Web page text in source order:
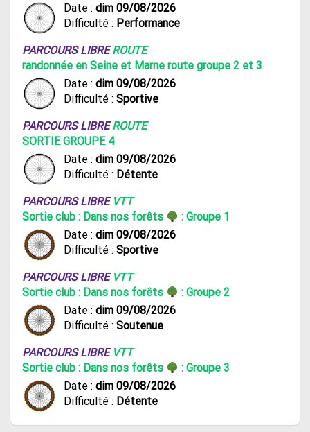
Date : dim 09/08/2026
Difficulté : Performance
PARCOURS LIBREROUTE
randonnée en Seine et Marne route groupe 2 et 3
Date : dim 09/08/2026
Difficulté : Sportive
PARCOURS LIBREROUTE
SORTIE GROUPE 4
Date : dim 09/08/2026
Difficulté : Détente
PARCOURS LIBRE VTT
Sortie club : Dans nos forêts
: Groupe 1
Date : dim 09/08/2026
Difficulté : Sportive
PARCOURS LIBRE VTT
Sortie club : Dans nos forêts
: Groupe 2
Date : dim 09/08/2026
Difficulté : Soutenue
PARCOURS LIBRE VTT
Sortie club : Dans nos forêts
: Groupe 3
Date : dim 09/08/2026
Difficulté : Détente